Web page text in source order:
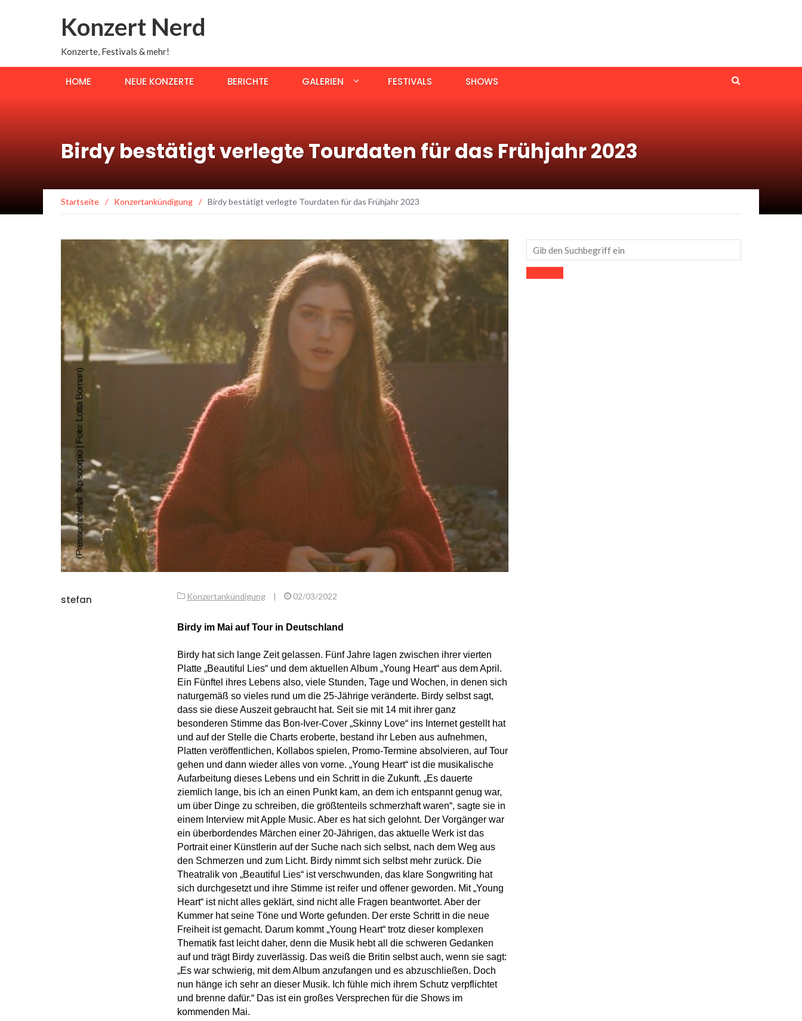
Konzert Nerd
Konzerte, Festivals & mehr!
HOME NEUE KONZERTE BERICHTE GALERIEN FESTIVALS SHOWS
Birdy bestätigt verlegte Tourdaten für das Frühjahr 2023
Startseite / Konzertankündigung / Birdy bestätigt verlegte Tourdaten für das Frühjahr 2023
stefan Konzertankündigung | 02/03/2022
Birdy im Mai auf Tour in Deutschland
Birdy hat sich lange Zeit gelassen. Fünf Jahre lagen zwischen ihrer vierten
Platte „Beautiful Lies“ und dem aktuellen Album „Young Heart“ aus dem April.
Ein Fünftel ihres Lebens also, viele Stunden, Tage und Wochen, in denen sich
naturgemäß so vieles rund um die 25-Jährige veränderte. Birdy selbst sagt,
dass sie diese Auszeit gebraucht hat. Seit sie mit 14 mit ihrer ganz
besonderen Stimme das Bon-Iver-Cover „Skinny Love“ ins Internet gestellt hat
und auf der Stelle die Charts eroberte, bestand ihr Leben aus aufnehmen,
Platten veröffentlichen, Kollabos spielen, Promo-Termine absolvieren, auf Tour
gehen und dann wieder alles von vorne. „Young Heart“ ist die musikalische
Aufarbeitung dieses Lebens und ein Schritt in die Zukunft. „Es dauerte
ziemlich lange, bis ich an einen Punkt kam, an dem ich entspannt genug war,
um über Dinge zu schreiben, die größtenteils schmerzhaft waren“, sagte sie in
einem Interview mit Apple Music. Aber es hat sich gelohnt. Der Vorgänger war
ein überbordendes Märchen einer 20-Jährigen, das aktuelle Werk ist das
Portrait einer Künstlerin auf der Suche nach sich selbst, nach dem Weg aus
den Schmerzen und zum Licht. Birdy nimmt sich selbst mehr zurück. Die
Theatralik von „Beautiful Lies“ ist verschwunden, das klare Songwriting hat
sich durchgesetzt und ihre Stimme ist reifer und offener geworden. Mit „Young
Heart“ ist nicht alles geklärt, sind nicht alle Fragen beantwortet. Aber der
Kummer hat seine Töne und Worte gefunden. Der erste Schritt in die neue
Freiheit ist gemacht. Darum kommt „Young Heart“ trotz dieser komplexen
Thematik fast leicht daher, denn die Musik hebt all die schweren Gedanken
auf und trägt Birdy zuverlässig. Das weiß die Britin selbst auch, wenn sie sagt:
„Es war schwierig, mit dem Album anzufangen und es abzuschließen. Doch
nun hänge ich sehr an dieser Musik. Ich fühle mich ihrem Schutz verpflichtet
und brenne dafür.“ Das ist ein großes Versprechen für die Shows im
kommenden Mai.